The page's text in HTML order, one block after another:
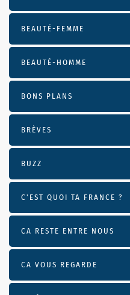
BEAUTÉ-FEMME
BEAUTÉ-HOMME
BONS PLANS
BRÈVES
BUZZ
C'EST QUOI TA FRANCE ?
CA RESTE ENTRE NOUS
CA VOUS REGARDE